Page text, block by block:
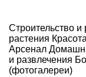
Строительство и
растения
Арсенал
и развлечения
(фотогалереи)